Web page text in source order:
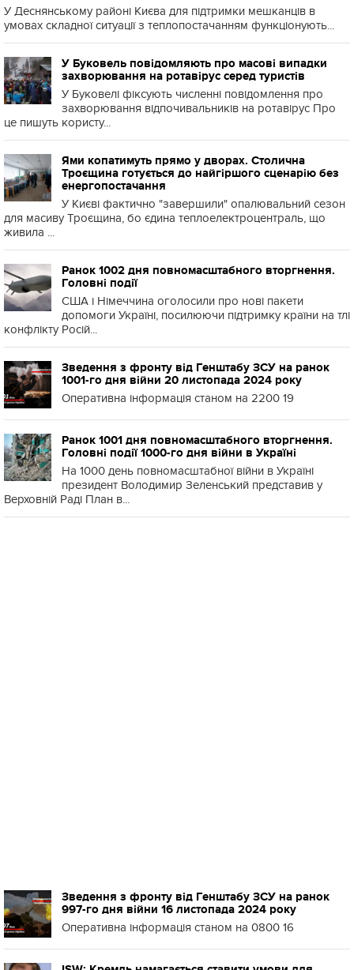
У Деснянському районі Києва для підтримки мешканців в
умовах складної ситуації з теплопостачанням функціонують...
У Буковель повідомляють про масові випадки
захворювання на ротавірус серед туристів
У Буковелі фіксують численні повідомлення про
захворювання відпочивальників на ротавірус Про
це пишуть користу...
Ями копатимуть прямо у дворах. Столична
Троєщина готується до найгіршого сценарію без
енергопостачання
У Києві фактично "завершили" опалювальний сезон
для масиву Троєщина, бо єдина теплоелектроцентраль, що
живила ...
Ранок 1002 дня повномасштабного вторгнення.
Головні події
США і Німеччина оголосили про нові пакети
допомоги Україні, посилюючи підтримку країни на тлі
конфлікту Росій...
Зведення з фронту від Генштабу ЗСУ на ранок
1001-го дня війни 20 листопада 2024 року
Оперативна інформація станом на 2200 19
Ранок 1001 дня повномасштабного вторгнення.
Головні події 1000-го дня війни в Україні
На 1000 день повномасштабної війни в Україні
президент Володимир Зеленський представив у
Верховній Раді План в...
Зведення з фронту від Генштабу ЗСУ на ранок
997-го дня війни 16 листопада 2024 року
Оперативна інформація станом на 0800 16